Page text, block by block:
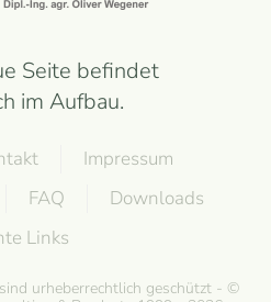
Seite befindet
im Aufbau.
Impressum
FAQ
Downloads
Links
urheberrechtlich geschützt - ©